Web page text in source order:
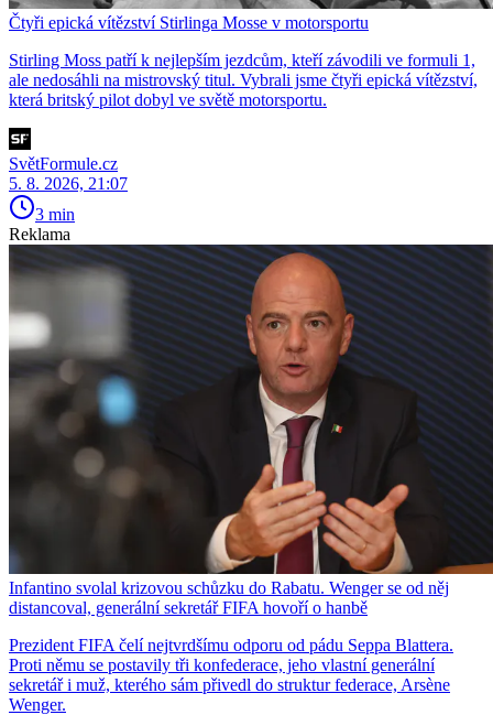
Čtyři epická vítězství Stirlinga Mosse v motorsportu
Stirling Moss patří k nejlepším jezdcům, kteří závodili ve formuli 1,
ale nedosáhli na mistrovský titul. Vybrali jsme čtyři epická vítězství,
která britský pilot dobyl ve světě motorsportu.
SvětFormule.cz
5. 8. 2026, 21:07
3 min
Reklama
Infantino svolal krizovou schůzku do Rabatu. Wenger se od něj
distancoval, generální sekretář FIFA hovoří o hanbě
Prezident FIFA čelí nejtvrdšímu odporu od pádu Seppa Blattera.
Proti němu se postavily tři konfederace, jeho vlastní generální
sekretář i muž, kterého sám přivedl do struktur federace, Arsène
Wenger.